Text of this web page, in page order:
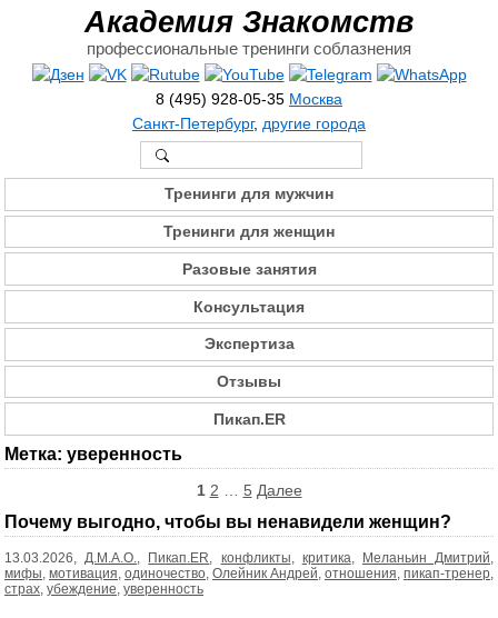
Академия Знакомств
профессиональные тренинги соблазнения
8 (495) 928-05-35 Москва
Санкт-Петербург, другие города
Тренинги для мужчин
Тренинги для женщин
Разовые занятия
Консультация
Экспертиза
Отзывы
Пикап.ER
Метка: уверенность
записей
1 2 … 5 Далее
Почему выгодно, чтобы вы ненавидели женщин?
13.03.2026,Д.М.А.О., Пикап.ER, конфликты, критика, Меланьин Дмитрий,
мифы, мотивация, одиночество, Олейник Андрей, отношения, пикап-тренер,
страх, убеждение, уверенность